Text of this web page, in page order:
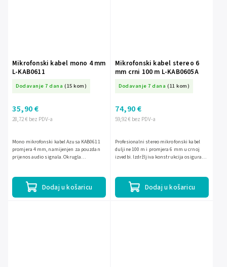
Mikrofonski kabel mono 4 mm
L-KAB0611
Dodavanje 7 dana (15 kom)
28,72 € bez PDV-a
35,90 €
Dodaj u košaricu
Mono mikrofonski kabel Azusa KAB0611
promjera 4 mm, namijenjen za pouzdan
prijenos audio signala. Okrugla
Mikrofonski kabel stereo 6
mm crni 100 m L-KAB0605A
Dodavanje 7 dana (11 kom)
59,92 € bez PDV-a
74,90 €
Dodaj u košaricu
Profesionalni stereo mikrofonski kabel
duljine 100 m i promjera 6 mm u crnoj
izvedbi. Izdržljiva konstrukcija osigurava